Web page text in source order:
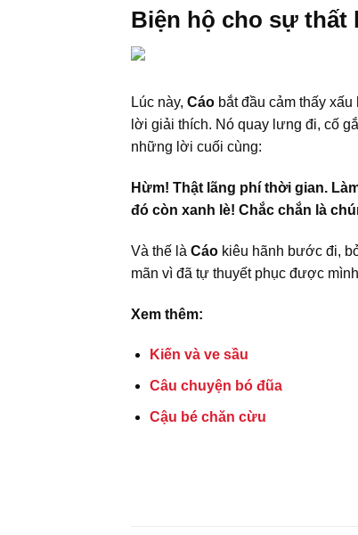
Biện hộ cho sự thất
Lúc này, Cáo bắt đầu cảm thấy
lời giải thích. Nó quay lưng đi, cố
những lời cuối cùng:
Hừm! Thật lãng phí thời gian.
đó còn xanh lè! Chắc chắn là
Và thế là Cáo kiêu hãnh bước đi,
mãn vì đã tự thuyết phục được
Xem thêm:
Kiến và ve sầu
Câu chuyện bó đũa
Cậu bé chăn cừu